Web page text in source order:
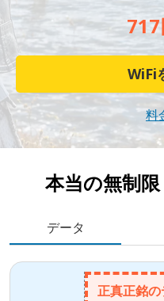
WiFi
料
本当の無制
データ
正真正銘